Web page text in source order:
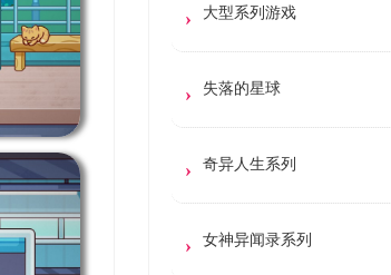
大型系列游戏
失落的星球
奇异人生系列
女神异闻录系列